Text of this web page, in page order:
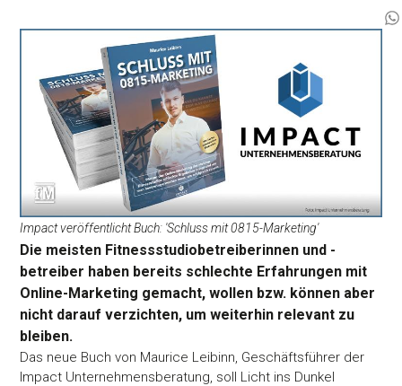
Impact veröffentlicht Buch: 'Schluss mit 0815-Marketing'
Die meisten Fitnessstudiobetreiberinnen und -
betreiber haben bereits schlechte Erfahrungen mit
Online-Marketing gemacht, wollen bzw. können aber
nicht darauf verzichten, um weiterhin relevant zu
bleiben.
Das neue Buch von Maurice Leibinn, Geschäftsführer der
Impact Unternehmensberatung, soll Licht ins Dunkel